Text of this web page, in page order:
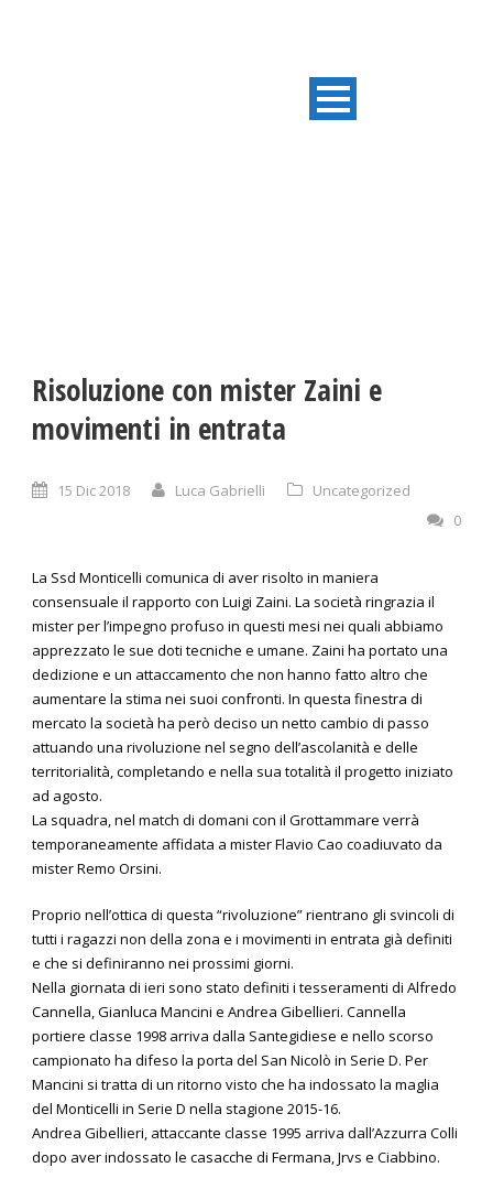
Risoluzione con mister Zaini e
movimenti in entrata
15 Dic 2018 Luca Gabrielli
Uncategorized
0
La Ssd Monticelli comunica di aver risolto in maniera
consensuale il rapporto con Luigi Zaini. La società ringrazia il
mister per l’impegno profuso in questi mesi nei quali abbiamo
apprezzato le sue doti tecniche e umane. Zaini ha portato una
dedizione e un attaccamento che non hanno fatto altro che
aumentare la stima nei suoi confronti. In questa finestra di
mercato la società ha però deciso un netto cambio di passo
attuando una rivoluzione nel segno dell’ascolanità e delle
territorialità, completando e nella sua totalità il progetto iniziato
ad agosto.
La squadra, nel match di domani con il Grottammare verrà
temporaneamente affidata a mister Flavio Cao coadiuvato da
mister Remo Orsini.
Proprio nell’ottica di questa “rivoluzione” rientrano gli svincoli di
tutti i ragazzi non della zona e i movimenti in entrata già definiti
e che si definiranno nei prossimi giorni.
Nella giornata di ieri sono stato definiti i tesseramenti di Alfredo
Cannella, Gianluca Mancini e Andrea Gibellieri. Cannella
portiere classe 1998 arriva dalla Santegidiese e nello scorso
campionato ha difeso la porta del San Nicolò in Serie D. Per
Mancini si tratta di un ritorno visto che ha indossato la maglia
del Monticelli in Serie D nella stagione 2015-16.
Andrea Gibellieri, attaccante classe 1995 arriva dall’Azzurra Colli
dopo aver indossato le casacche di Fermana, Jrvs e Ciabbino.